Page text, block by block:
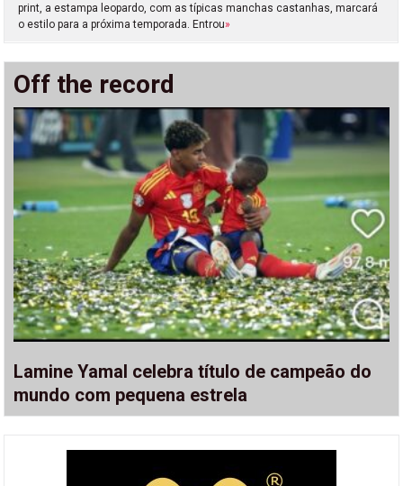
print, a estampa leopardo, com as típicas manchas castanhas, marcará
o estilo para a próxima temporada. Entrou»
Off the record
Lamine Yamal celebra título de campeão do
mundo com pequena estrela